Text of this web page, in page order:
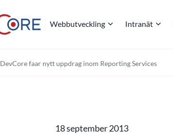
Webbutveckling Intranät
DevCore faar nytt uppdrag inom Reporting Services
18 september 2013